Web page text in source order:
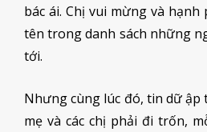
bác ái. Chị vui mừng và
tên trong danh sách những
tới.
Nhưng cùng lúc đó, tin dữ ập
mẹ và các chị phải đi trốn,